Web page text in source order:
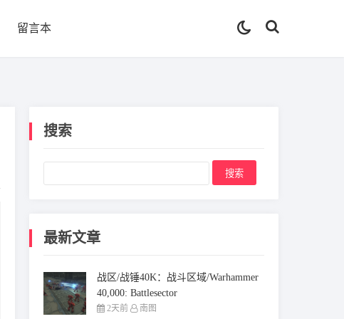
留言本
搜索
最新文章
战区/战锤40K：战斗区域/Warhammer
40,000: Battlesector
2天前 南图